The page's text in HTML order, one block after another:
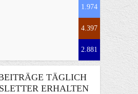
1.974
4.397
2.881
TÄGLICH
ERHALTEN